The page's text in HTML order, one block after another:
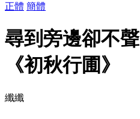
正體 簡體
尋到旁邊卻不
《初秋行圃》
纖纖